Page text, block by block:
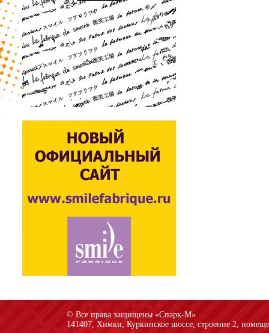
© Все права защищены «Спарк-M»
141407, Химки, Куркинское шоссе, строение 2,